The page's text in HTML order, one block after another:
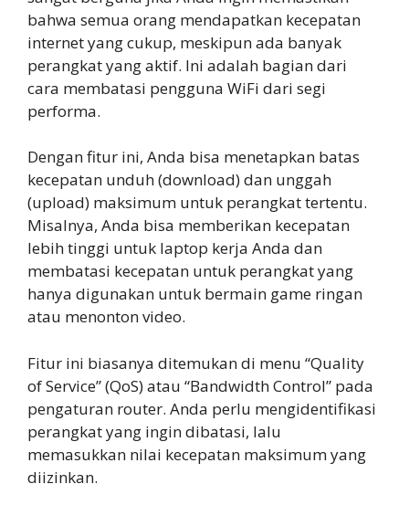
bahwa semua orang mendapatkan kecepatan
internet yang cukup, meskipun ada banyak
perangkat yang aktif. Ini adalah bagian dari
cara membatasi pengguna WiFi dari segi
performa.
Dengan fitur ini, Anda bisa menetapkan batas
kecepatan unduh (download) dan unggah
(upload) maksimum untuk perangkat tertentu.
Misalnya, Anda bisa memberikan kecepatan
lebih tinggi untuk laptop kerja Anda dan
membatasi kecepatan untuk perangkat yang
hanya digunakan untuk bermain game ringan
atau menonton video.
Fitur ini biasanya ditemukan di menu “Quality
of Service” (QoS) atau “Bandwidth Control” pada
pengaturan router. Anda perlu mengidentifikasi
perangkat yang ingin dibatasi, lalu
memasukkan nilai kecepatan maksimum yang
diizinkan.